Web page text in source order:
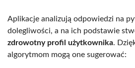
Aplikacje analizują odpowiedzi na
dolegliwości, a na ich podstawie
zdrowotny profil użytkownika.
algorytmom mogą one sugerować: